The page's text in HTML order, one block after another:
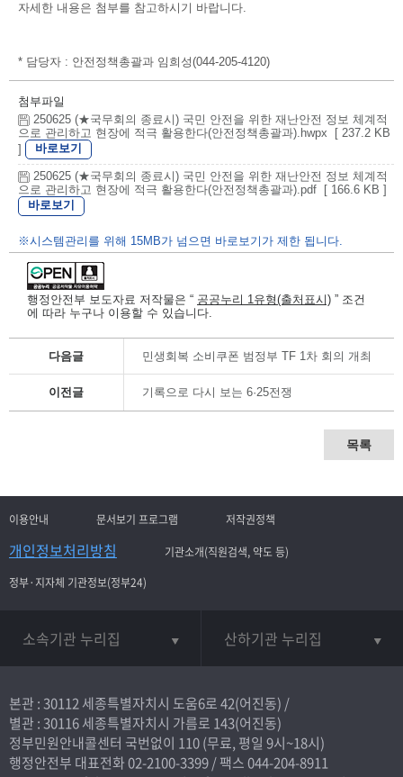
자세한 내용은 첨부를 참고하시기 바랍니다.
* 담당자 : 안전정책총괄과 임희성(044-205-4120)
첨부파일
250625 (★국무회의 종료시) 국민 안전을 위한 재난안전 정보 체계적
으로 관리하고 현장에 적극 활용한다(안전정책총괄과).hwpx [ 237.2 KB
]
바로보기
250625 (★국무회의 종료시) 국민 안전을 위한 재난안전 정보 체계적
으로 관리하고 현장에 적극 활용한다(안전정책총괄과).pdf [ 166.6 KB ]
바로보기
※시스템관리를 위해 15MB가 넘으면 바로보기가 제한 됩니다.
행정안전부 보도자료 저작물은 “ 공공누리 1유형(출처표시) ” 조건
에 따라 누구나 이용할 수 있습니다.
다음글 민생회복 소비쿠폰 범정부 TF 1차 회의 개최
이전글 기록으로 다시 보는 6·25전쟁
목록
이용안내 문서보기 프로그램 저작권정책
개인정보처리방침
기관소개(직원검색, 약도 등)
정부·지자체 기관정보(정부24)
소속기관 누리집 산하기관 누리집
본관 : 30112 세종특별자치시 도움6로 42(어진동) /
별관 : 30116 세종특별자치시 가름로 143(어진동)
정부민원안내콜센터 국번없이 110(무료, 평일 9시~18시)
행정안전부 대표전화02-2100-3399/ 팩스 044-204-8911